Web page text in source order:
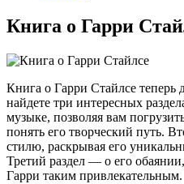
Книга о Гарри
Книга о Гарри Стайлсе теперь
найдете три интересных
музыке, позволяя вам
понять его творческий путь.
стилю, раскрывая его
Третий раздел — о его
Гарри таким привлекательным.